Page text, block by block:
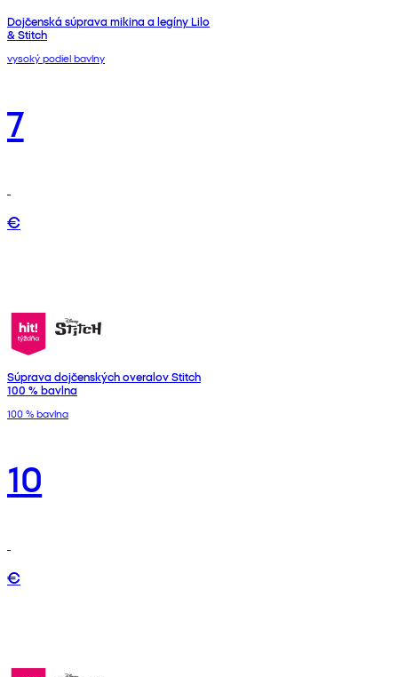
Dojčenská súprava mikina a legíny Lilo
& Stitch
vysoký podiel bavlny
7
€
Súprava dojčenských overalov Stitch
100 % bavlna
100 % bavlna
10
€